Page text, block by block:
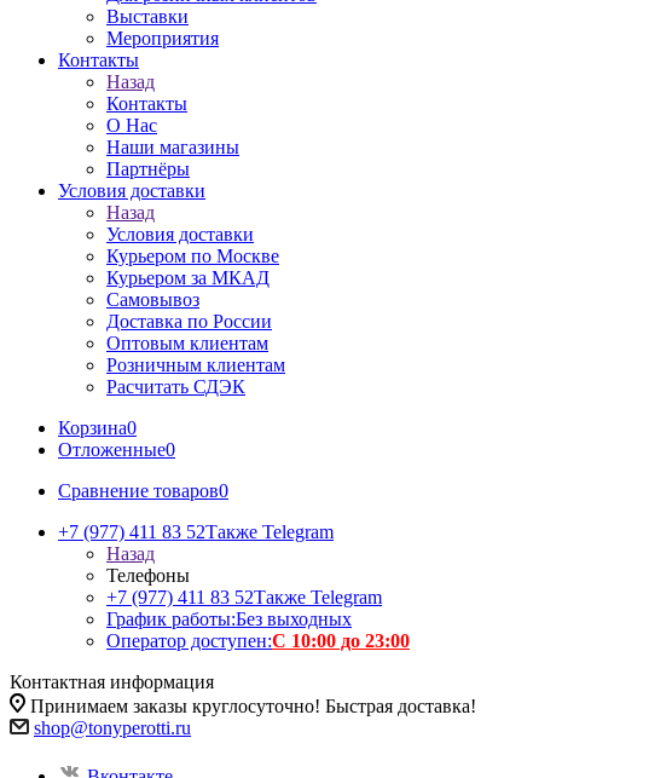
Выставки
Мероприятия
Контакты
Назад
Контакты
О Нас
Наши магазины
Партнёры
Условия доставки
Назад
Условия доставки
Курьером по Москве
Курьером за МКАД
Самовывоз
Доставка по России
Оптовым клиентам
Розничным клиентам
Расчитать СДЭК
Корзина0
Отложенные0
Сравнение товаров0
+7 (977) 411 83 52Также Telegram
Назад
Телефоны
+7 (977) 411 83 52Также Telegram
График работы:Без выходных
Оператор доступен:С 10:00 до 23:00
Контактная информация
Принимаем заказы круглосуточно! Быстрая доставка!
shop@tonyperotti.ru